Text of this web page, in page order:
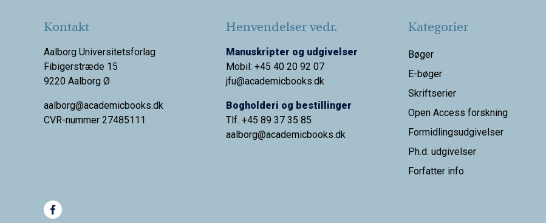
Kontakt
Aalborg Universitetsforlag
Fibigerstræde 15
9220 Aalborg Ø
aalborg@academicbooks.dk
CVR-nummer 27485111
Henvendelser vedr.
Manuskripter og udgivelser
Mobil: +45 40 20 92 07
jfu@academicbooks.dk
Bogholderi og bestillinger
Tlf. +45 89 37 35 85
aalborg@academicbooks.dk
Kategorier
Bøger
E-bøger
Skriftserier
Open Access forskning
Formidlingsudgivelser
Ph.d. udgivelser
Forfatter info